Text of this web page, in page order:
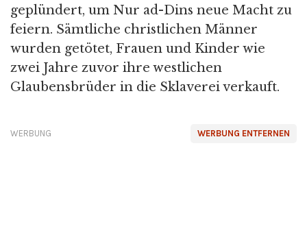
geplündert, um Nur ad-Dins neue Macht zu
feiern. Sämtliche christlichen Männer
wurden getötet, Frauen und Kinder wie
zwei Jahre zuvor ihre westlichen
Glaubensbrüder in die Sklaverei verkauft.
WERBUNG ENTFERNEN
WERBUNG